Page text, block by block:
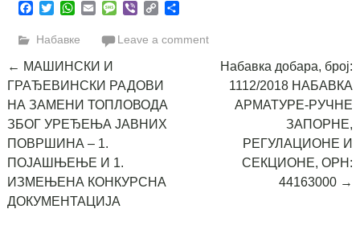
Facebook
TwitterWhatsApp
EmailMessage
ViberCopy
Набавке Leave a comment
Post
navigation
← МАШИНСКИ И
ГРАЂЕВИНСКИ РАДОВИ
НА ЗАМЕНИ ТОПЛОВОДА
ЗБОГ УРЕЂЕЊА ЈАВНИХ
ПОВРШИНА – 1.
ПОЈАШЊЕЊЕ И 1.
ИЗМЕЊЕНА КОНКУРСНА
ДОКУМЕНТАЦИЈА
Набавка добара, број:
1112/2018 НАБАВКА
АРМАТУРЕ-РУЧНЕ
ЗАПОРНЕ,
РЕГУЛАЦИОНЕ И
СЕКЦИОНЕ, ОРН:
44163000 →